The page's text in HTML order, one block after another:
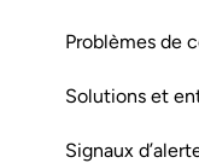
Problèmes de
Solutions et
Signaux